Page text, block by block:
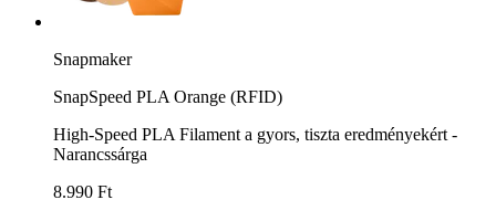
Snapmaker
SnapSpeed PLA Orange (RFID)
High-Speed PLA Filament a gyors, tiszta eredményekért -
Narancssárga
8.990 Ft